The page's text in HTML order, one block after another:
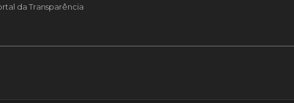
da Transparência